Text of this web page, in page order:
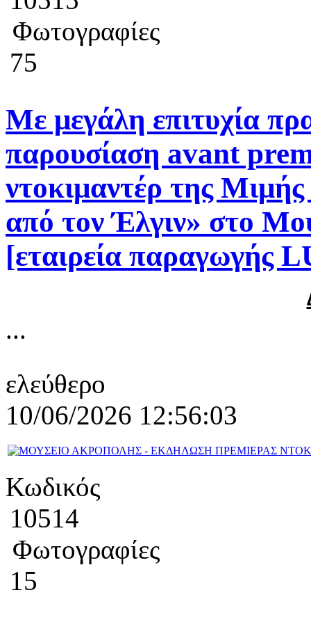
Φωτογραφίες
75
Με μεγάλη επιτυχία
παρουσίαση avant
ντοκιμαντέρ της
από τον Έλγιν» στο
[εταιρεία παραγωγής
...
ελεύθερο
10/06/2026 12:56:03
Κωδικός
10514
Φωτογραφίες
15